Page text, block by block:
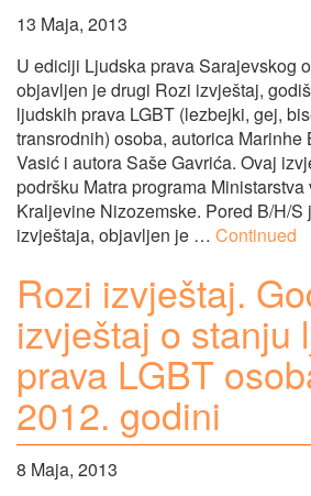
13 Maja, 2013
U ediciji Ljudska prava Sarajevskog
objavljen je drugi Rozi izvještaj,
ljudskih prava LGBT (lezbejki, gej,
transrodnih) osoba, autorica Marinhe
Vasić i autora Saše Gavrića. Ovaj
podršku Matra programa
Kraljevine Nizozemske. Pored B/H/
izvještaja, objavljen je … Continued
Rozi izvještaj.
izvještaj o stanju
prava LGBT
2012. godini
8 Maja, 2013